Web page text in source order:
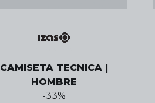
CAMISETA TECNICA |
HOMBRE
-33%